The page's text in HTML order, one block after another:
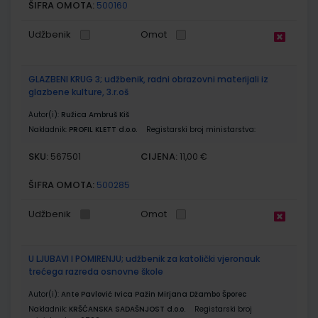
ŠIFRA OMOTA: 500160
Udžbenik Omot
GLAZBENI KRUG 3; udžbenik, radni obrazovni materijali iz
glazbene kulture, 3.r.oš
Autor(i): Ružica Ambruš Kiš
Nakladnik: PROFIL KLETT d.o.o. Registarski broj ministarstva:
SKU: 567501 CIJENA: 11,00 €
ŠIFRA OMOTA: 500285
Udžbenik Omot
U LJUBAVI I POMIRENJU; udžbenik za katolički vjeronauk
trećega razreda osnovne škole
Autor(i): Ante Pavlović Ivica Pažin Mirjana Džambo Šporec
Nakladnik: KRŠĆANSKA SADAŠNJOST d.o.o.
Registarski broj